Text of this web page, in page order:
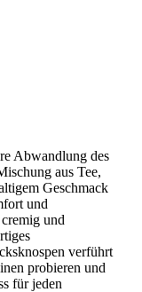
Abwandlung des
aus Tee,
Geschmack
und
und
verführt
probieren und
für jeden